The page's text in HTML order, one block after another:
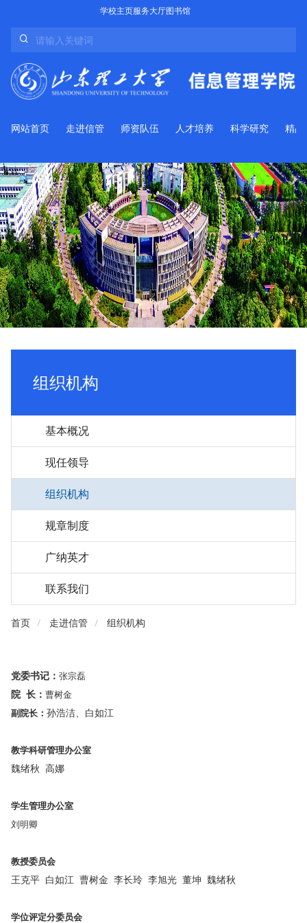
学校主页服务大厅图书馆
网站首页 走进信管 师资队伍 人才培养 科学研究 精品
组织机构
基本概况
现任领导
组织机构
规章制度
广纳英才
联系我们
首页 走进信管 组织机构
党委书记： 张宗磊
院 长 ： 曹树金
副院长： 孙浩洁、 白如江
教学科研管理办公室
魏绪秋 高娜
学生管理办公室
刘明卿
教授委员会
王克平 白如江 曹树金 李长玲 李旭光 董坤 魏绪秋
学位评定分委员会